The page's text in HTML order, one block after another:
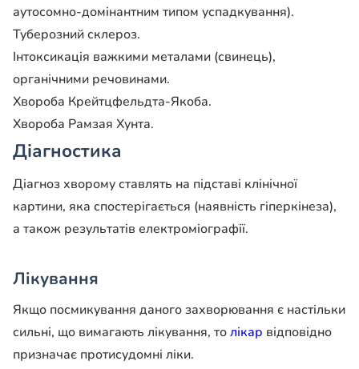
аутосомно-домінантним типом успадкування).
Туберозний склероз.
Інтоксикація важкими металами (свинець),
органічними речовинами.
Хвороба Крейтцфельдта-Якоба.
Хвороба Рамзая Хунта.
Діагностика
Діагноз хворому ставлять на підставі клінічної
картини, яка спостерігається (наявність гіперкінеза),
а також результатів електроміографії.
Лікування
Якщо посмикування даного захворювання є настільки
сильні, що вимагають лікування, толікар відповідно
призначає протисудомні ліки.